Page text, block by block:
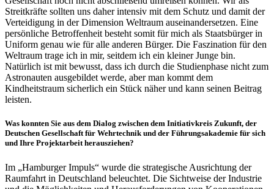
Streitkräfte sollten uns daher intensiv mit dem Schutz und damit der
Verteidigung in der Dimension Weltraum auseinandersetzen. Eine
persönliche Betroffenheit besteht somit für mich als Staatsbürger in
Uniform genau wie für alle anderen Bürger. Die Faszination für den
Weltraum trage ich in mir, seitdem ich ein kleiner Junge bin.
Natürlich ist mit bewusst, dass ich durch die Studienphase nicht zum
Astronauten ausgebildet werde, aber man kommt dem
Kindheitstraum sicherlich ein Stück näher und kann seinen Beitrag
leisten.
Was konnten Sie aus dem Dialog zwischen dem Initiativkreis Zukunft, der
Deutschen Gesellschaft für Wehrtechnik und der Führungsakademie für sich
und Ihre Projektarbeit herausziehen?
Im „Hamburger Impuls“ wurde die strategische Ausrichtung der
Raumfahrt in Deutschland beleuchtet. Die Sichtweise der Industrie